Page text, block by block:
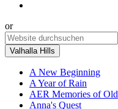
or
Valhalla Hills
A New Beginning
A Year of Rain
AER Memories of Old
Anna's Quest